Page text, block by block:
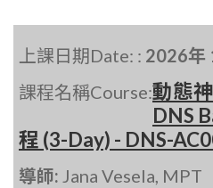
上課日期Date: : 2026年
課程名稱Course:動態
DNS
程 (3-Day) - DNS-
導師: Jana Vesela, MPT